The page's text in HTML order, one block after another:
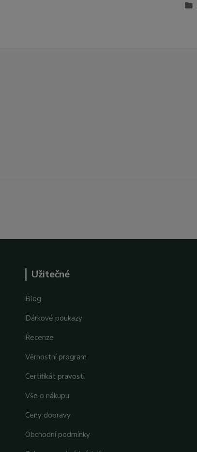
Užitečné
Blog
Dárkové poukazy
Recenze
Věrnostní program
Certifikát pravosti
Vše o nákupu
Ceny dopravy
Obchodní podmínky